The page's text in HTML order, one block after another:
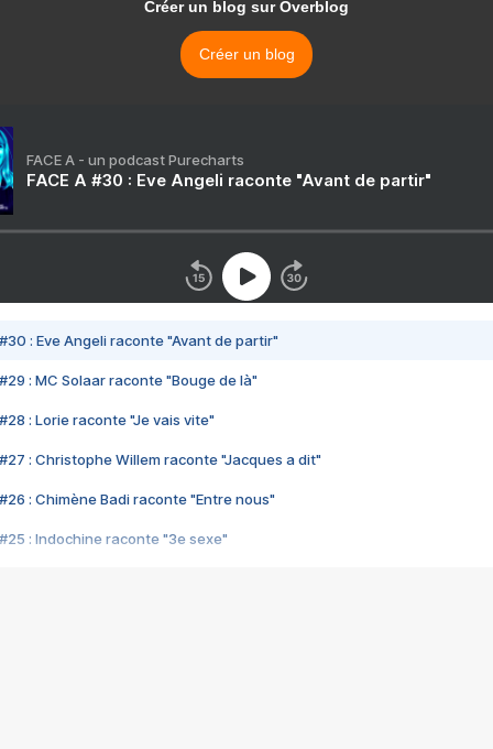
Créer un blog sur Overblog
Créer un blog
FACE A - un podcast Purecharts
FACE A #30 : Eve Angeli raconte "Avant de partir"
#30 : Eve Angeli raconte "Avant de partir"
#29 : MC Solaar raconte "Bouge de là"
#28 : Lorie raconte "Je vais vite"
#27 : Christophe Willem raconte "Jacques a dit"
#26 : Chimène Badi raconte "Entre nous"
#25 : Indochine raconte "3e sexe"